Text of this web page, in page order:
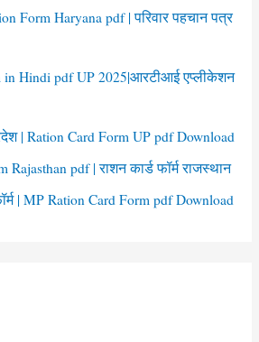
Form Haryana pdf | परिवार पहचान पत्र
in Hindi pdf UP 2025|आरटीआई एप्लीकेशन
| Ration Card Form UP pdf Download
pdf | राशन कार्ड फॉर्म राजस्थान
| MP Ration Card Form pdf Download